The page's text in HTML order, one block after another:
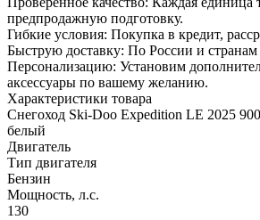
предпродажную подготовку.
Гибкие условия: Покупка в кредит,
Быструю доставку: По России и
Персонализацию: Установим
аксессуары по вашему желанию.
Характеристики товара
Снегоход Ski-Doo Expedition LE 2025
белый
Двигатель
Тип двигателя
Бензин
Мощность, л.с.
130